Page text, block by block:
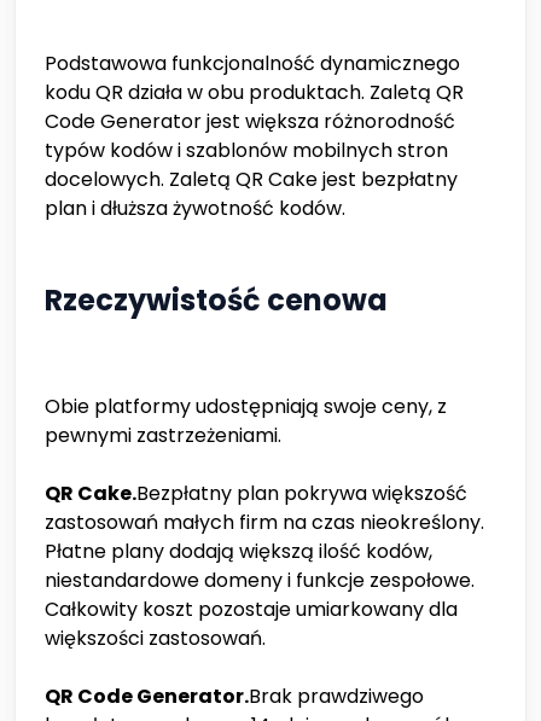
Podstawowa funkcjonalność dynamicznego
kodu QR działa w obu produktach. Zaletą QR
Code Generator jest większa różnorodność
typów kodów i szablonów mobilnych stron
docelowych. Zaletą QR Cake jest bezpłatny
plan i dłuższa żywotność kodów.
Rzeczywistość cenowa
Obie platformy udostępniają swoje ceny, z
pewnymi zastrzeżeniami.
QR Cake.Bezpłatny plan pokrywa większość
zastosowań małych firm na czas nieokreślony.
Płatne plany dodają większą ilość kodów,
niestandardowe domeny i funkcje zespołowe.
Całkowity koszt pozostaje umiarkowany dla
większości zastosowań.
QR Code Generator.Brak prawdziwego